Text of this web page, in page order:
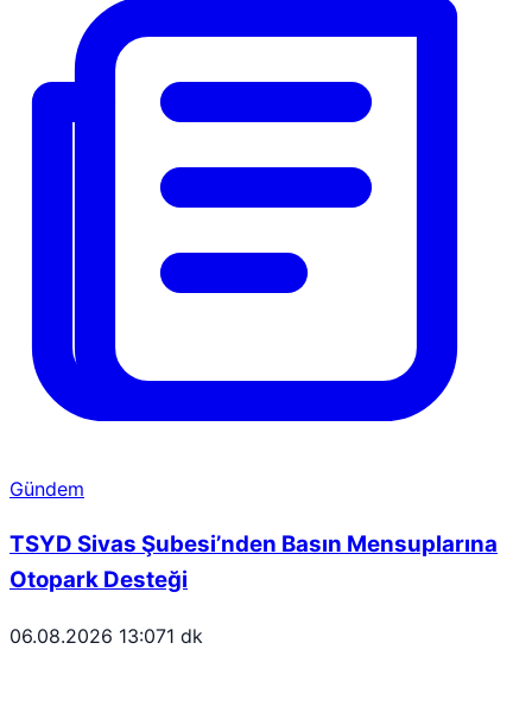
Gündem
TSYD Sivas Şubesi’nden Basın Mensuplarına
Otopark Desteği
06.08.2026 13:071 dk